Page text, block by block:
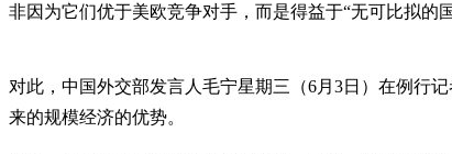
非因为它们优于美欧竞争对手，而是得益于“无可比拟的国
对此，中国外交部发言人毛宁星期三（6月3日）在例行
来的规模经济的优势。